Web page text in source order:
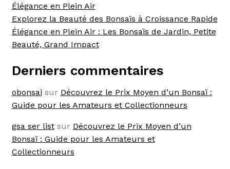
Élégance en Plein Air
Explorez la Beauté des Bonsaïs à Croissance Rapide
Élégance en Plein Air : Les Bonsaïs de Jardin, Petite
Beauté, Grand Impact
Derniers commentaires
obonsai sur Découvrez le Prix Moyen d’un Bonsaï :
Guide pour les Amateurs et Collectionneurs
gsa ser listsur Découvrez le Prix Moyen d’un
Bonsaï : Guide pour les Amateurs et
Collectionneurs